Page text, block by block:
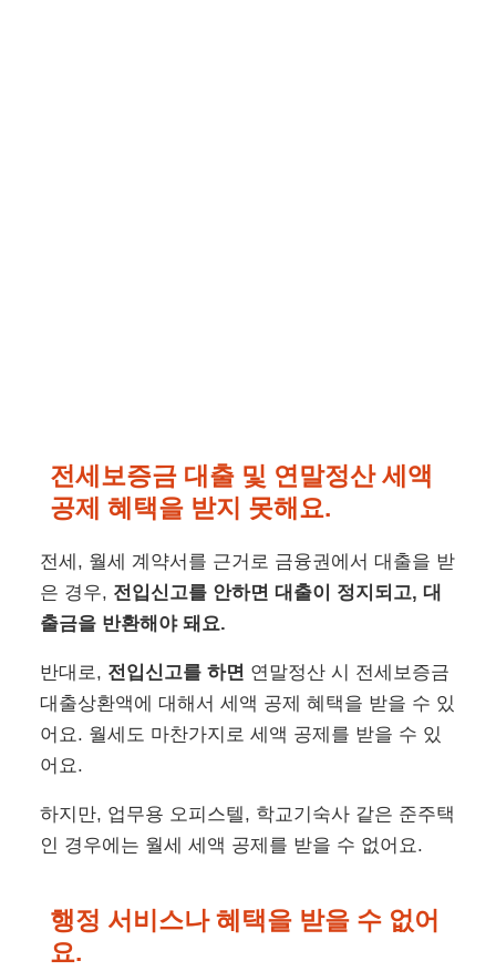
전세보증금 대출 및 연말정산 세액
공제 혜택을 받지 못해요.
전세, 월세 계약서를 근거로 금융권에서 대출을 받
은 경우, 전입신고를 안하면 대출이 정지되고, 대
출금을 반환해야 돼요.
반대로, 전입신고를 하면 연말정산 시 전세보증금
대출상환액에 대해서 세액 공제 혜택을 받을 수 있
어요. 월세도 마찬가지로 세액 공제를 받을 수 있
어요.
하지만, 업무용 오피스텔, 학교기숙사 같은 준주택
인 경우에는 월세 세액 공제를 받을 수 없어요.
행정 서비스나 혜택을 받을 수 없어
요.